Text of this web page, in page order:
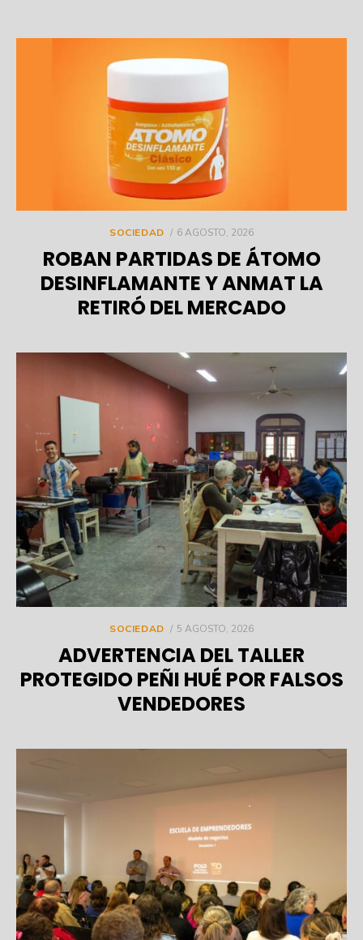
SOCIEDAD
POSTED
6 AGOSTO, 2026
ROBAN PARTIDAS DE ÁTOMO
DESINFLAMANTE Y ANMAT LA
RETIRÓ DEL MERCADO
SOCIEDAD
POSTED
5 AGOSTO, 2026
ADVERTENCIA DEL TALLER
PROTEGIDO PEÑI HUÉ POR FALSOS
VENDEDORES